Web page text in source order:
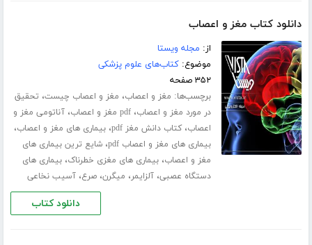
دانلود کتاب مغز و اعصاب
از: مجله ویستا
موضوع:کتاب‌های علوم پزشکی
۳۵۲ صفحه
برچسب‌ها: مغز و اعصاب، مغز و اعصاب چیست، تحقیق
در مورد مغز و اعصاب،pdf مغز و اعصاب ،آناتومی مغز و
اعصاب،کتاب دانش مغز pdf ،بیماری های مغز و اعصاب،
بیماری های مغز و اعصاب pdf ،شایع ترین بیماری های
مغز و اعصاب،بیماری های مغزی خطرناک،بیماری های
دستگاه عصبی،آلزایمر، میگرن،صرع،آسیب نخاعی
دانلود کتاب